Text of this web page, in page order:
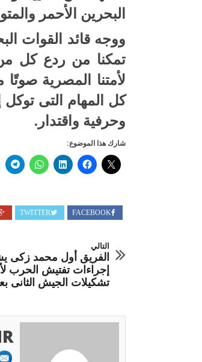
البحرين الأحمر
ووجه قائد القوات
تمكنا من ردع كل
لأمتنا المصرية
كل المهام التى توكل
وحرفية واقتدار.
شارك هذا الموضوع:
FACEBOOK
TWITTER
التالي
الفريق أول محمد زكى
إجراءات تفتيش الحرب
تشكيلات الجيش الثانى